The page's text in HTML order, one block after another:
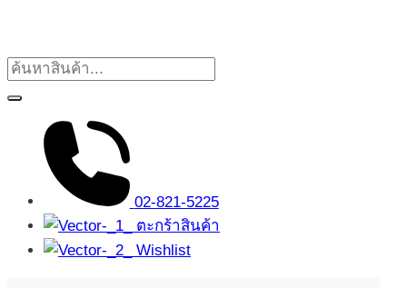
02-821-5225
ตะกร้าสินค้า
Wishlist